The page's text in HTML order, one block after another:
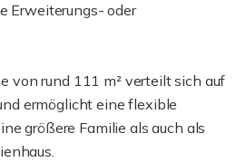
Erweiterungs- oder
von rund 111 m² verteilt sich auf
ermöglicht eine flexible
größere Familie als auch als